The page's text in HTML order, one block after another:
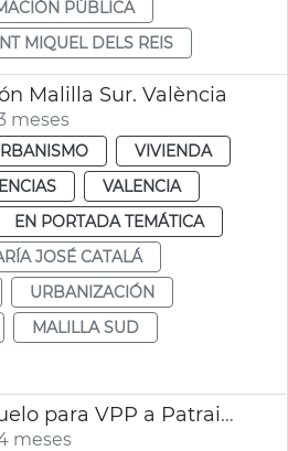
PÚBLICA
MIQUEL DELS REIS
Malilla Sur. València
meses
VIVIENDA
VALENCIA
EN PORTADA TEMÁTICA
JOSÉ CATALÁ
URBANIZACIÓN
MALILLA SUD
Incorporación suelo para VPP a Patraix. València
meses